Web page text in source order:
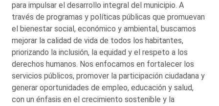
para impulsar el desarrollo integral del municipio. A
través de programas y políticas públicas que promuevan
el bienestar social, económico y ambiental, buscamos
mejorar la calidad de vida de todos los habitantes,
priorizando la inclusión, la equidad y el respeto a los
derechos humanos. Nos enfocamos en fortalecer los
servicios públicos, promover la participación ciudadana y
generar oportunidades de empleo, educación y salud,
con un énfasis en el crecimiento sostenible y la